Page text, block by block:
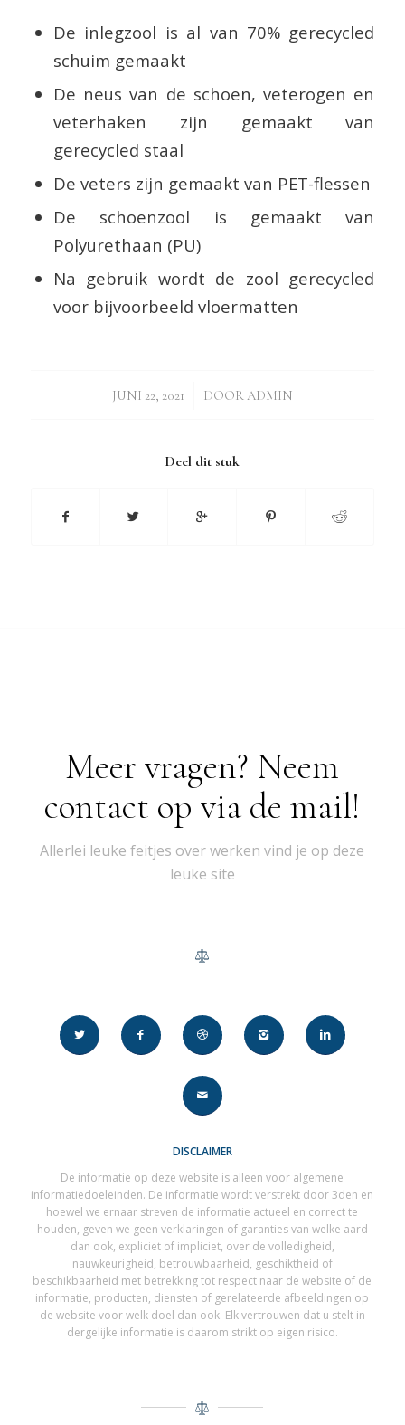
De inlegzool is al van 70% gerecycled
schuim gemaakt
De neus van de schoen, veterogen en
veterhaken zijn gemaakt van
gerecycled staal
De veters zijn gemaakt van PET-flessen
De schoenzool is gemaakt van
Polyurethaan (PU)
Na gebruik wordt de zool gerecycled
voor bijvoorbeeld vloermatten
JUNI 22, 2021
/ DOORADMIN
Deel dit stuk
Meer vragen? Neem
contact op via de mail!
Allerlei leuke feitjes over werken vind je op deze
leuke site
DISCLAIMER
De informatie op deze website is alleen voor algemene
informatiedoeleinden. De informatie wordt verstrekt door 3den en
hoewel we ernaar streven de informatie actueel en correct te
houden, geven we geen verklaringen of garanties van welke aard
dan ook, expliciet of impliciet, over de volledigheid,
nauwkeurigheid, betrouwbaarheid, geschiktheid of
beschikbaarheid met betrekking tot respect naar de website of de
informatie, producten, diensten of gerelateerde afbeeldingen op
de website voor welk doel dan ook. Elk vertrouwen dat u stelt in
dergelijke informatie is daarom strikt op eigen risico.